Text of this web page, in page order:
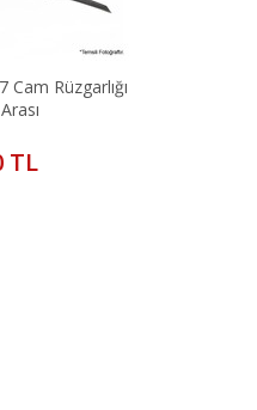
Rüzgarlığı
TL